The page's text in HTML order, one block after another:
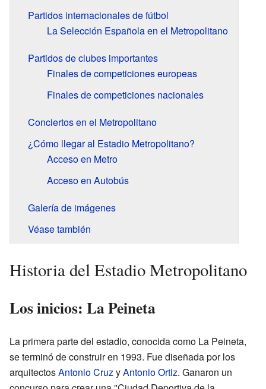
Partidos internacionales de fútbol
La Selección Española en el Metropolitano
Partidos de clubes importantes
Finales de competiciones europeas
Finales de competiciones nacionales
Conciertos en el Metropolitano
¿Cómo llegar al Estadio Metropolitano?
Acceso en Metro
Acceso en Autobús
Galería de imágenes
Véase también
Historia del Estadio Metropolitano
Los inicios: La Peineta
La primera parte del estadio, conocida como La Peineta,
se terminó de construir en 1993. Fue diseñada por los
arquitectosAntonio CruzyAntonio Ortiz. Ganaron un